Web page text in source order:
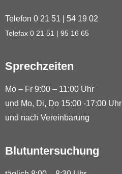
Telefon 0 21 51 | 54 19 02
Telefax 0 21 51 | 95 16 65
Sprechzeiten
Mo – Fr 9:00 – 11:00 Uhr
und Mo, Di, Do 15:00 -17:00 Uhr
und nach Vereinbarung
Blutuntersuchung